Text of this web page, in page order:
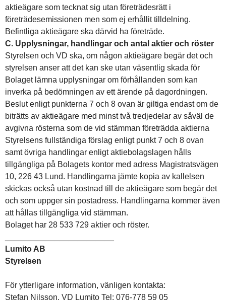
aktieägare som tecknat sig utan företrädesrätt i
företrädesemissionen men som ej erhållit tilldelning.
Befintliga aktieägare ska därvid ha företräde.
C. Upplysningar, handlingar och antal aktier och röster
Styrelsen och VD ska, om någon aktieägare begär det och
styrelsen anser att det kan ske utan väsentlig skada för
Bolaget lämna upplysningar om förhållanden som kan
inverka på bedömningen av ett ärende på dagordningen.
Beslut enligt punkterna 7 och 8 ovan är giltiga endast om de
biträtts av aktieägare med minst två tredjedelar av såväl de
avgivna rösterna som de vid stämman företrädda aktierna
Styrelsens fullständiga förslag enligt punkt 7 och 8 ovan
samt övriga handlingar enligt aktiebolagslagen hålls
tillgängliga på Bolagets kontor med adress Magistratsvägen
10, 226 43 Lund. Handlingarna jämte kopia av kallelsen
skickas också utan kostnad till de aktieägare som begär det
och som uppger sin postadress. Handlingarna kommer även
att hållas tillgängliga vid stämman.
Bolaget har 28 533 729 aktier och röster.
Lumito AB
Styrelsen
För ytterligare information, vänligen kontakta:
Stefan Nilsson, VD Lumito Tel: 076-778 59 05